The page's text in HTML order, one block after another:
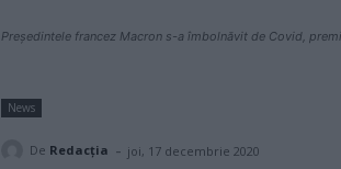
Președintele francez Macron s-a îmbolnăvit de Covid,
News
De Redacţia - joi, 17 decembrie 2020